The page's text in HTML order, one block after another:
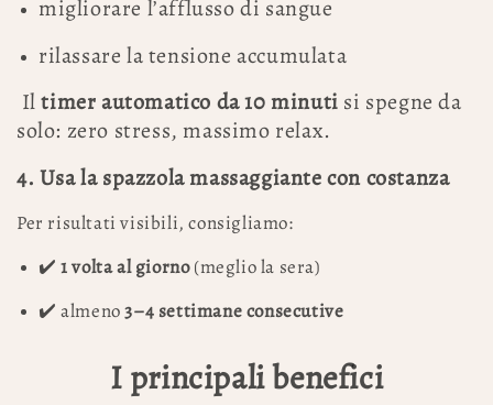
migliorare l’afflusso di sangue
rilassare la tensione accumulata
Iltimer automatico da 10 minuti si spegne da
solo: zero stress, massimo relax.
4. Usa la spazzola massaggiante con costanza
Per risultati visibili, consigliamo:
✔️ 1 volta al giorno(meglio la sera)
✔️ almeno3–4 settimane consecutive
I principali benefici